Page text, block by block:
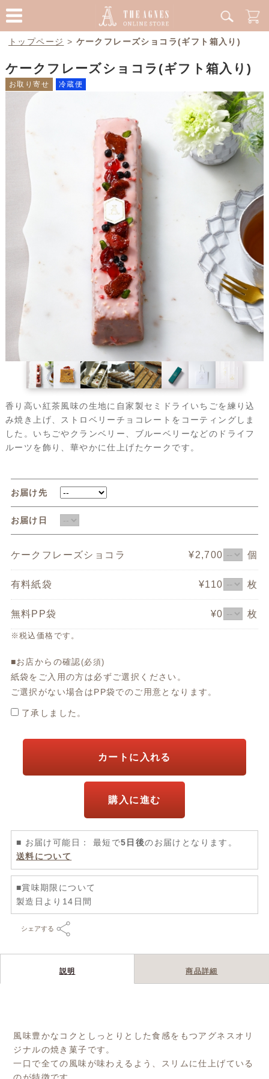
トップページ > ケークフレーズショコラ(ギフト箱入り)
ケークフレーズショコラ(ギフト箱入り)
お取り寄せ 冷蔵便
香り高い紅茶風味の生地に自家製セミドライいちごを練り込
み焼き上げ、ストロベリーチョコレートをコーティングしま
した。いちごやクランベリー、ブルーベリーなどのドライフ
ルーツを飾り、華やかに仕上げたケークです。
お届け先
お届け日
ケークフレーズショコラ ¥2,700 個
有料紙袋 ¥110 枚
無料PP袋 ¥0 枚
※税込価格です。
■お店からの確認(必須)
紙袋をご入用の方は必ずご選択ください。
ご選択がない場合はPP袋でのご用意となります。
了承しました。
カートに入れる
購入に進む
■ お届け可能日： 最短で5日後のお届けとなります。
送料について
■賞味期限について
製造日より14日間
シェアする
説明 商品詳細
風味豊かなコクとしっとりとした食感をもつアグネスオリ
ジナルの焼き菓子です。
一口で全ての風味が味わえるよう、スリムに仕上げている
のが特徴です。